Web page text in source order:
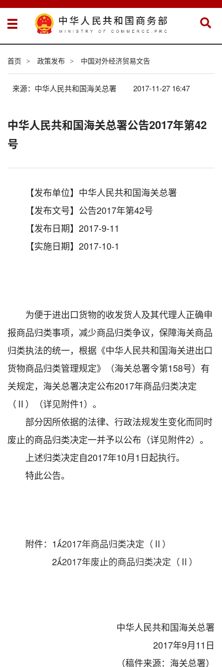
首页 > 政策发布 > 中国对外经济贸易文告
来源：中华人民共和国海关总署 2017-11-27 16:47
中华人民共和国海关总署公告2017年第42
号
【发布单位】中华人民共和国海关总署
【发布文号】公告2017年第42号
【发布日期】2017-9-11
【实施日期】2017-10-1
为便于进出口货物的收发货人及其代理人正确申
报商品归类事项，减少商品归类争议，保障海关商品
归类执法的统一，根据《中华人民共和国海关进出口
货物商品归类管理规定》（海关总署令第158号）有
关规定，海关总署决定公布2017年商品归类决定
（Ⅱ）（详见附件1）。
部分因所依据的法律、行政法规发生变化而同时
废止的商品归类决定一并予以公布（详见附件2）。
上述归类决定自2017年10月1日起执行。
特此公告。
附件：12017年商品归类决定（Ⅱ）
22017年废止的商品归类决定（Ⅱ）
中华人民共和国海关总署
2017年9月11日
（稿件来源：海关总署）